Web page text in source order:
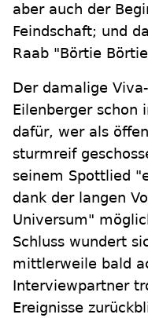
aber auch der
Feindschaft; und
Raab "Börtie
Der damalige
Eilenberger schon
dafür, wer als
sturmreif
seinem Spottlied
dank der langen
Universum"
Schluss wundert
mittlerweile bald
Interviewpartner
Ereignisse